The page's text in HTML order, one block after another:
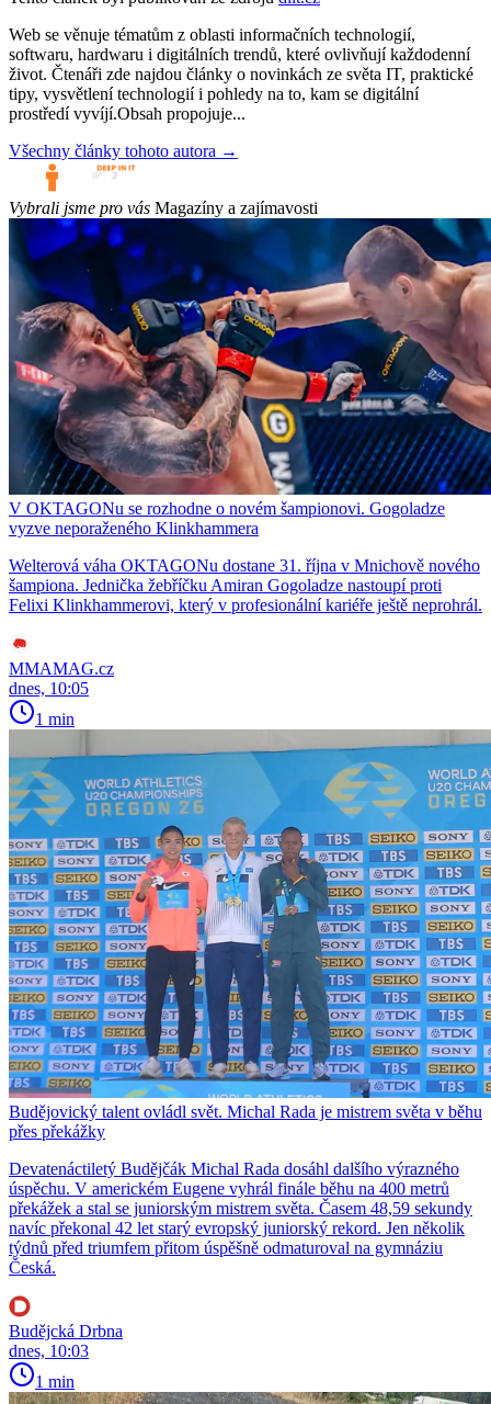
Web se věnuje tématům z oblasti informačních technologií,
softwaru, hardwaru i digitálních trendů, které ovlivňují každodenní
život. Čtenáři zde najdou články o novinkách ze světa IT, praktické
tipy, vysvětlení technologií i pohledy na to, kam se digitální
prostředí vyvíjí.Obsah propojuje...
Všechny články tohoto autora →
Vybrali jsme pro vás Magazíny a zajímavosti
V OKTAGONu se rozhodne o novém šampionovi. Gogoladze
vyzve neporaženého Klinkhammera
Welterová váha OKTAGONu dostane 31. října v Mnichově nového
šampiona. Jednička žebříčku Amiran Gogoladze nastoupí proti
Felixi Klinkhammerovi, který v profesionální kariéře ještě neprohrál.
MMAMAG.cz
dnes, 10:05
1 min
Budějovický talent ovládl svět. Michal Rada je mistrem světa v běhu
přes překážky
Devatenáctiletý Budějčák Michal Rada dosáhl dalšího výrazného
úspěchu. V americkém Eugene vyhrál finále běhu na 400 metrů
překážek a stal se juniorským mistrem světa. Časem 48,59 sekundy
navíc překonal 42 let starý evropský juniorský rekord. Jen několik
týdnů před triumfem přitom úspěšně odmaturoval na gymnáziu
Česká.
Budějcká Drbna
dnes, 10:03
1 min